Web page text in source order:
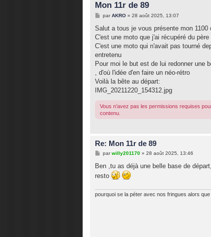
Mon 11r de 89
M
s
a
g
parAKRO» 28 août 2025, 13:07
Salut a tous je vous présente mon 1100
C'est une moto que j'ai récupéré du
C'est une moto qui n'avait pas tourné
entretenu
Pour moi le but est de lui redonner une
, d'où l'idée d'en faire un néo-rétro
Voilà la bête au départ:
IMG_20211220_154312.jpg
Vous n’avez pas les permissions requises
contenu.
Re: Mon 11r de 89
M
s
a
parwilly201170» 28 août 2025, 13:46
Ben ,tu as déjà une belle base de
resto
pourquoi se la péter avec nos fringues alors